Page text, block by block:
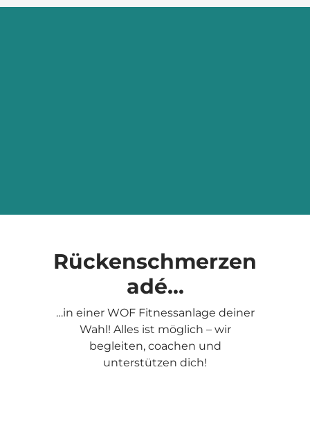
Rückenschmerzen
adé...
…in einer WOF Fitnessanlage deiner
Wahl! Alles ist möglich – wir
begleiten, coachen und
unterstützen dich!